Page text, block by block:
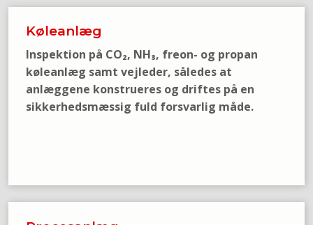
Køleanlæg
Inspektion på CO₂, NH₃, freon- og propan
køleanlæg samt vejleder, således at
anlæggene konstrueres og driftes på en
sikkerhedsmæssig fuld forsvarlig måde.